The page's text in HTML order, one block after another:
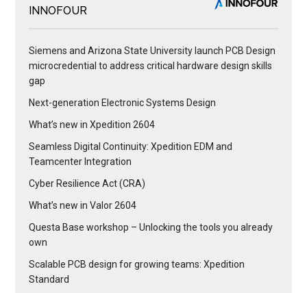
INNOFOUR
Siemens and Arizona State University launch PCB Design
microcredential to address critical hardware design skills
gap
Next-generation Electronic Systems Design
What’s new in Xpedition 2604
Seamless Digital Continuity: Xpedition EDM and
Teamcenter Integration
Cyber Resilience Act (CRA)
What’s new in Valor 2604
Questa Base workshop – Unlocking the tools you already
own
Scalable PCB design for growing teams: Xpedition
Standard